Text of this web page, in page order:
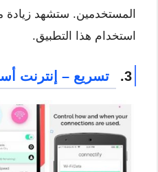
المستخدمين. ستشهد
استخدام هذا التطبيق.
3. تسريع – إنترنت